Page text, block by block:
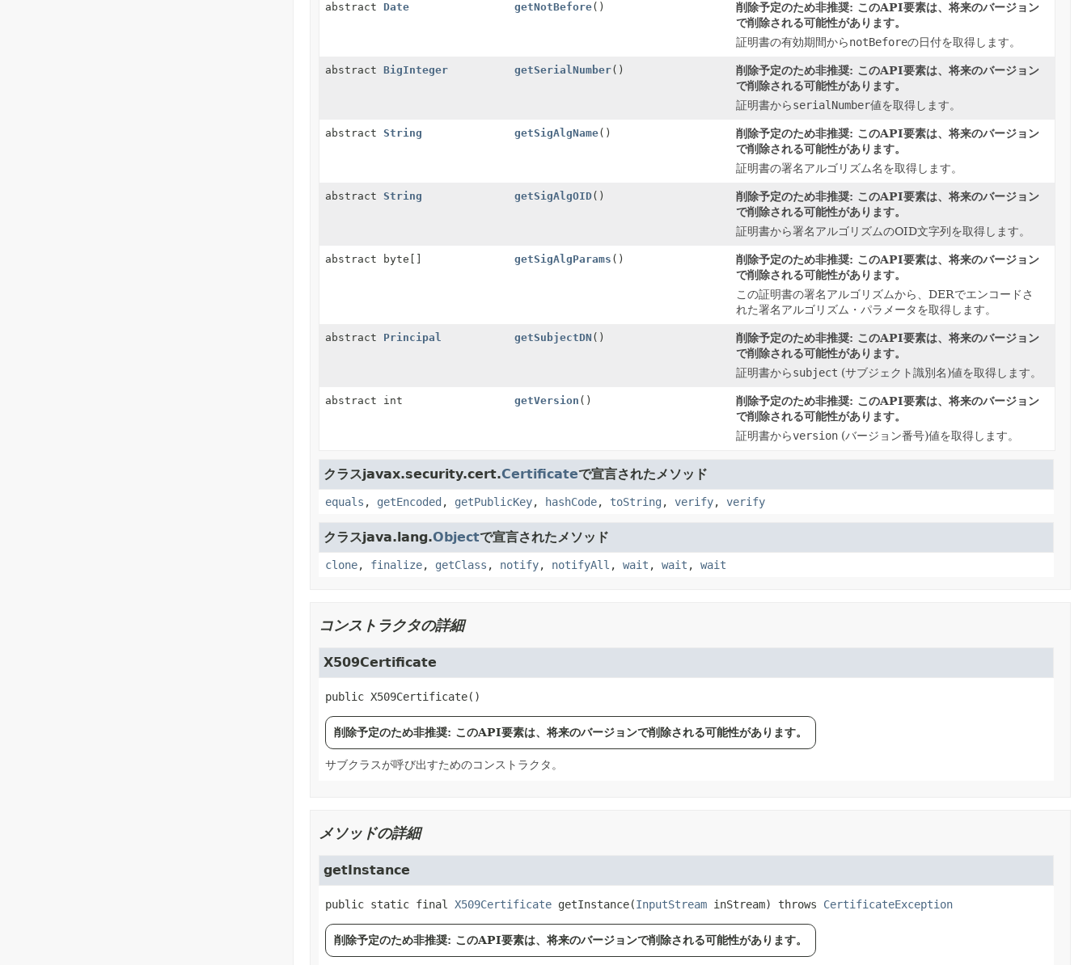
abstract Date getNotBefore()
削除予定のため非推奨: このAPI要素は、将来のバージョン
で削除される可能性があります。
証明書の有効期間からnotBeforeの日付を取得します。
abstract BigInteger getSerialNumber()
削除予定のため非推奨: このAPI要素は、将来のバージョン
で削除される可能性があります。
証明書からserialNumber値を取得します。
abstract String getSigAlgName()
削除予定のため非推奨: このAPI要素は、将来のバージョン
で削除される可能性があります。
証明書の署名アルゴリズム名を取得します。
abstract String getSigAlgOID()
削除予定のため非推奨: このAPI要素は、将来のバージョン
で削除される可能性があります。
証明書から署名アルゴリズムのOID文字列を取得します。
abstract byte[] getSigAlgParams ()
削除予定のため非推奨: このAPI要素は、将来のバージョン
で削除される可能性があります。
この証明書の署名アルゴリズムから、DERでエンコードさ
れた署名アルゴリズム・パラメータを取得します。
abstract Principal getSubjectDN ()
削除予定のため非推奨: このAPI要素は、将来のバージョン
で削除される可能性があります。
証明書からsubject (サブジェクト識別名)値を取得します。
abstract int getVersion ()
削除予定のため非推奨: このAPI要素は、将来のバージョン
で削除される可能性があります。
証明書からversion(バージョン番号)値を取得します。
クラスjavax.security.cert.Certificateで宣言されたメソッド
equals , getEncoded , getPublicKey, hashCode, toString , verify, verify
クラスjava.lang.Objectで宣言されたメソッド
clone, finalize, getClass , notify, notifyAll , wait , wait , wait
コンストラクタの詳細
X509Certificate
public X509Certificate()
削除予定のため非推奨: このAPI要素は、将来のバージョンで削除される可能性があります。
サブクラスが呼び出すためのコンストラクタ。
メソッドの詳細
getInstance
public static final X509Certificate getInstance(InputStream inStream) throws CertificateException
削除予定のため非推奨: このAPI要素は、将来のバージョンで削除される可能性があります。